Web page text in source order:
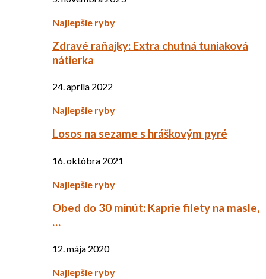
Najlepšie ryby
Zdravé raňajky: Extra chutná tuniaková
nátierka
24. apríla 2022
Najlepšie ryby
Losos na sezame s hráškovým pyré
16. októbra 2021
Najlepšie ryby
Obed do 30 minút: Kaprie filety na masle,
…
12. mája 2020
Najlepšie ryby